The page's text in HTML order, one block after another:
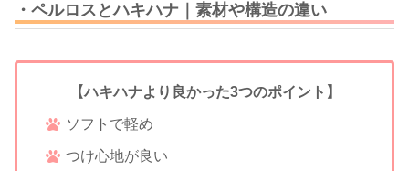
・ペルロスとハキハナ｜素材や構造の違い
【ハキハナより良かった3つのポイント】
ソフトで軽め
つけ心地が良い